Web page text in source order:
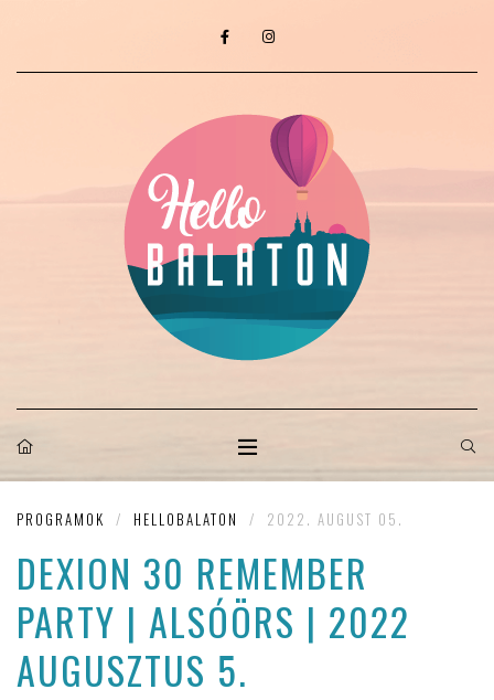
PROGRAMOK / HELLOBALATON / 2022. AUGUST 05.
DEXION 30 REMEMBER
PARTY | ALSÓÖRS | 2022
AUGUSZTUS 5.